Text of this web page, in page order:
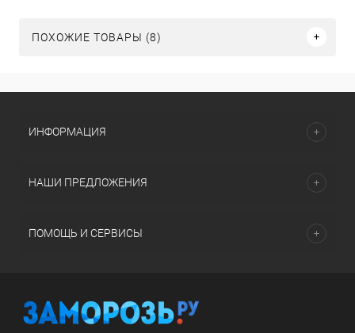
ПОХОЖИЕ ТОВАРЫ (8)
ИНФОРМАЦИЯ
НАШИ ПРЕДЛОЖЕНИЯ
ПОМОЩЬ И СЕРВИСЫ